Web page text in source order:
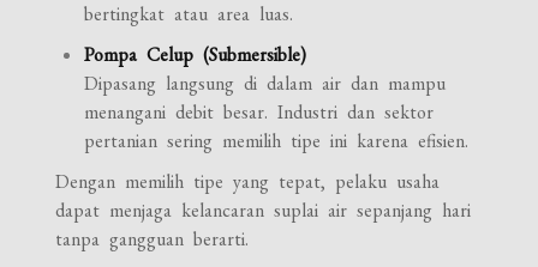
bertingkat atau area luas.
Pompa Celup (Submersible)
Dipasang langsung di dalam air dan mampu
menangani debit besar. Industri dan sektor
pertanian sering memilih tipe ini karena efisien.
Dengan memilih tipe yang tepat, pelaku usaha
dapat menjaga kelancaran suplai air sepanjang hari
tanpa gangguan berarti.